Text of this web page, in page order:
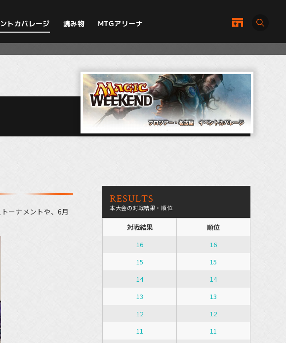
トカバレージ 読み物 MTGアリーナ
ーナメントや、6月
RESULTS
本大会の対戦結果・順位
対戦結果
順位
16
16
15
15
14
14
13
13
12
12
11
11